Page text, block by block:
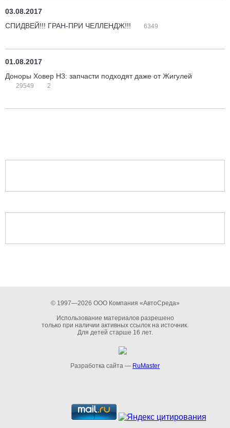
03.08.2017
СПИДВЕЙ!!! ГРАН-ПРИ ЧЕЛЛЕНДЖ!!!
6349
01.08.2017
Доноры Ховер H3: запчасти подходят даже от Жигулей
29549 2
© 1997—2026 ООО Компания «АвтоСреда»
Использование материалов разрешено
только при наличии активных ссылок на источник.
Для детей старше 16 лет.
Разработка сайта — RuMaster